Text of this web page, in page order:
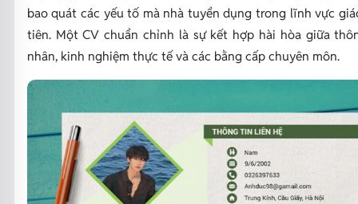
bao quát các yếu tố mà nhà tuyển dụng trong lĩnh vực
tiên. Một CV chuẩn chỉnh là sự kết hợp hài hòa giữa
nhân, kinh nghiệm thực tế và các bằng cấp chuyên môn.